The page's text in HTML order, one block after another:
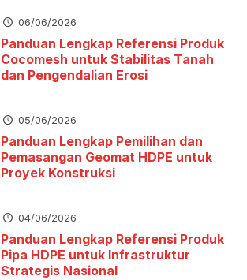
06/06/2026
Panduan Lengkap Referensi Produk
Cocomesh untuk Stabilitas Tanah
dan Pengendalian Erosi
05/06/2026
Panduan Lengkap Pemilihan dan
Pemasangan Geomat HDPE untuk
Proyek Konstruksi
04/06/2026
Panduan Lengkap Referensi Produk
Pipa HDPE untuk Infrastruktur
Strategis Nasional